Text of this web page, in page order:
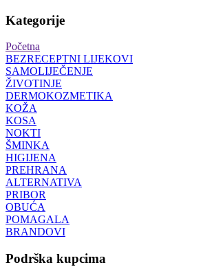
Kategorije
Početna
BEZRECEPTNI LIJEKOVI
SAMOLIJEČENJE
ŽIVOTINJE
DERMOKOZMETIKA
KOŽA
KOSA
NOKTI
ŠMINKA
HIGIJENA
PREHRANA
ALTERNATIVA
PRIBOR
OBUĆA
POMAGALA
BRANDOVI
Podrška kupcima